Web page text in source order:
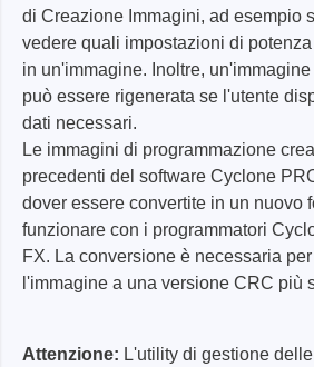
di Creazione Immagini, ad esempio
vedere quali impostazioni di
in un'immagine. Inoltre,
può essere rigenerata se l'utente
dati necessari.
Le immagini di programmazione
precedenti del software Cyclone
dover essere convertite in un nuovo
funzionare con i programmatori
FX. La conversione è necessaria
l'immagine a una versione CRC più
Attenzione: L'utility di gestione